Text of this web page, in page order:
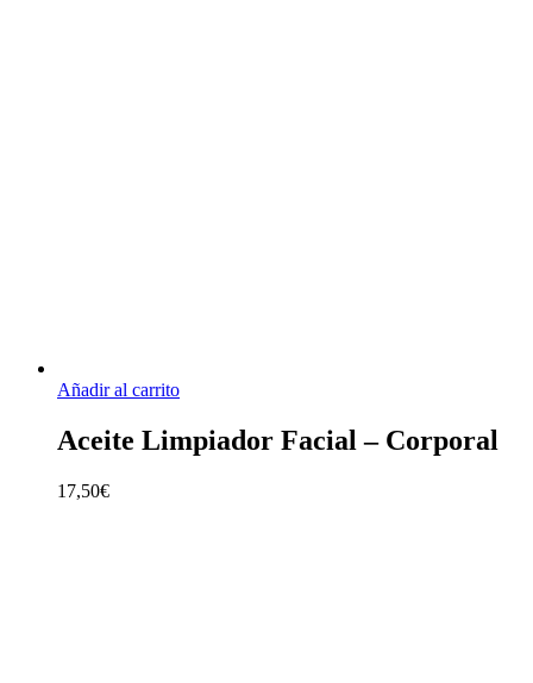
Añadir al carrito
Aceite Limpiador Facial – Corporal
17,50€